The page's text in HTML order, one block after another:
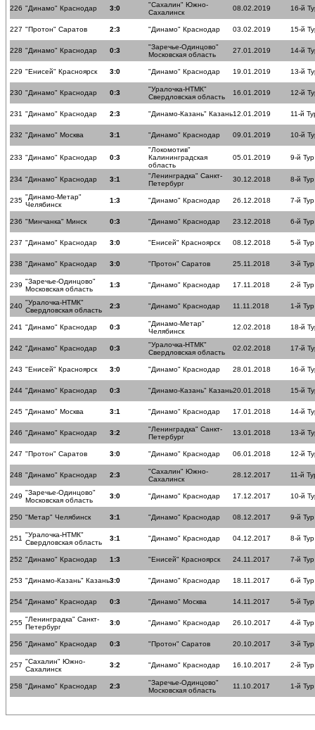
226 "Динамо" Краснодар 3:0
"Сахалин" Южно-
Сахалинск
08.02.2019 16-й
227 "Протон" Саратов 2:3 "Динамо" Краснодар 03.02.2019 15-й
228 "Динамо" Краснодар 0:3
"Заречье-Одинцово"
Московская область
27.01.2019 14-й
229 "Енисей" Красноярск 3:0 "Динамо" Краснодар 19.01.2019 13-й
230 "Динамо" Краснодар 0:3
"Уралочка-НТМК"
Свердловская область
16.01.2019 12-й
231 "Динамо" Краснодар 2:3 "Динамо-Казань" Казань12.01.2019 11-й
232 "Динамо" Москва 3:1 "Динамо" Краснодар 09.01.2019 10-й
233 "Динамо" Краснодар 0:3
"Локомотив"
Калининградская
область
05.01.2019 9-й Тур
234 "Динамо" Краснодар 3:1
"Ленинградка" Санкт-
Петербург
30.12.2018 8-й Тур
235 "Динамо-Метар"
Челябинск
1:3 "Динамо" Краснодар 26.12.2018 7-й Тур
236 "Минчанка" Минск 0:3 "Динамо" Краснодар 23.12.2018 6-й Тур
237 "Динамо" Краснодар 3:0 "Енисей" Красноярск 08.12.2018 5-й Тур
238 "Динамо" Краснодар 3:0 "Протон" Саратов 25.11.2018 3-й Тур
239 "Заречье-Одинцово"
Московская область
1:3 "Динамо" Краснодар 17.11.2018 2-й Тур
240 "Уралочка-НТМК"
Свердловская область
2:3 "Динамо" Краснодар 11.11.2018 1-й Тур
241 "Динамо" Краснодар 0:3
"Динамо-Метар"
Челябинск
12.02.2018 18-й
242 "Динамо" Краснодар 0:3
"Уралочка-НТМК"
Свердловская область
02.02.2018 17-й
243 "Енисей" Красноярск 3:0 "Динамо" Краснодар 28.01.2018 16-й
244 "Динамо" Краснодар 0:3 "Динамо-Казань" Казань20.01.2018 15-й
245 "Динамо" Москва 3:1 "Динамо" Краснодар 17.01.2018 14-й
246 "Динамо" Краснодар 3:2
"Ленинградка" Санкт-
Петербург
13.01.2018 13-й
247 "Протон" Саратов 3:0 "Динамо" Краснодар 06.01.2018 12-й
248 "Динамо" Краснодар 2:3
"Сахалин" Южно-
Сахалинск
28.12.2017 11-й
249 "Заречье-Одинцово"
Московская область
3:0 "Динамо" Краснодар 17.12.2017 10-й
250 "Метар" Челябинск 3:1 "Динамо" Краснодар 08.12.2017 9-й Тур
251 "Уралочка-НТМК"
Свердловская область
3:1 "Динамо" Краснодар 04.12.2017 8-й Тур
252 "Динамо" Краснодар 1:3 "Енисей" Красноярск 24.11.2017 7-й Тур
253 "Динамо-Казань" Казань3:0 "Динамо" Краснодар 18.11.2017 6-й Тур
254 "Динамо" Краснодар 0:3 "Динамо" Москва 14.11.2017 5-й Тур
255 "Ленинградка" Санкт-
Петербург
3:0 "Динамо" Краснодар 26.10.2017 4-й Тур
256 "Динамо" Краснодар 0:3 "Протон" Саратов 20.10.2017 3-й Тур
257 "Сахалин" Южно-
Сахалинск
3:2 "Динамо" Краснодар 16.10.2017 2-й Тур
258 "Динамо" Краснодар 2:3
"Заречье-Одинцово"
Московская область
11.10.2017 1-й Тур